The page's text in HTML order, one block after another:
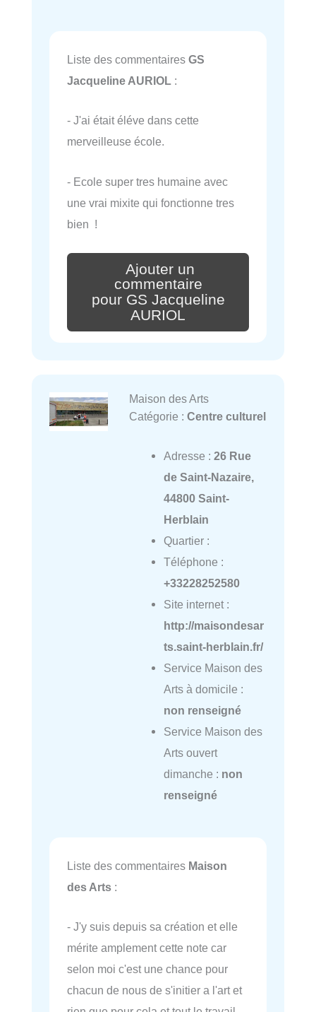
Liste des commentaires GS
Jacqueline AURIOL :
- J'ai était éléve dans cette
merveilleuse école.
- Ecole super tres humaine avec
une vrai mixite qui fonctionne tres
bien !
Ajouter un
commentaire
pour GS Jacqueline
AURIOL
Maison des Arts
Catégorie : Centre culturel
Adresse : 26 Rue
de Saint-Nazaire,
44800 Saint-
Herblain
Quartier :
Téléphone :
+33228252580
Site internet :
http://maisondesar
ts.saint-herblain.fr/
Service Maison des
Arts à domicile :
non renseigné
Service Maison des
Arts ouvert
dimanche : non
renseigné
Liste des commentaires Maison
des Arts :
- J'y suis depuis sa création et elle
mérite amplement cette note car
selon moi c'est une chance pour
chacun de nous de s'initier a l'art et